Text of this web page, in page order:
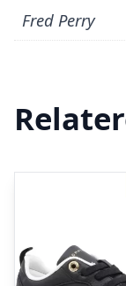
Fred Perry